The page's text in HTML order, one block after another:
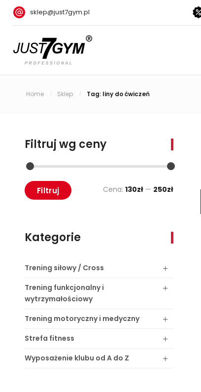
sklep@just7gym.pl
Home / Sklep / Tag: liny do ćwiczeń
Filtruj wg ceny
Filtruj Cena: 130zł — 250zł
Kategorie
Trening siłowy / Cross
Trening funkcjonalny i
wytrzymałościowy
Trening motoryczny i medyczny
Strefa fitness
Wyposażenie klubu od A do Z